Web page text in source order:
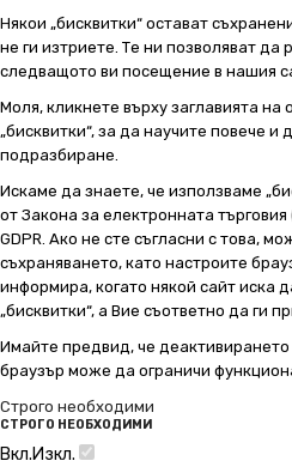
Някои „бисквитки“ остават
не ги изтриете. Те ни позволяват
следващото ви посещение в нашия
Моля, кликнете върху заглавията на
„бисквитки“, за да научите повече
подразбиране.
Искаме да знаете, че използваме
от Закона за електронната
GDPR. Ако не сте съгласни с това,
съхраняването, като настроите
информира, когато някой сайт иска
„бисквитки“, а Вие съответно да ги
Имайте предвид, че деактивирането
браузър може да ограничи
Строго необходими
СТРОГО НЕОБХОДИМИ
Вкл.Изкл.